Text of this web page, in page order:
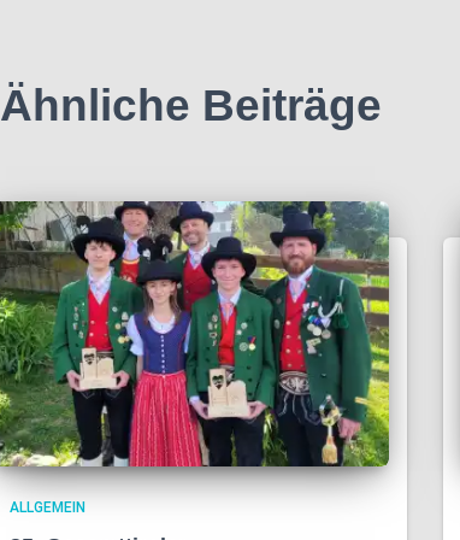
Ähnliche Beiträge
ALLGEMEIN